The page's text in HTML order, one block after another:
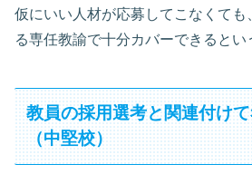
仮にいい人材が応募してこなくても
る専任教諭で十分カバーできるとい
教員の採用選考と関連付け
（中堅校）